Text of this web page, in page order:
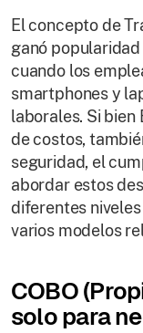
El concepto de
ganó
cuando los
smartphones y
laborales. Si bien
de costos,
seguridad, el
abordar estos
diferentes
varios modelos
COBO
solo para